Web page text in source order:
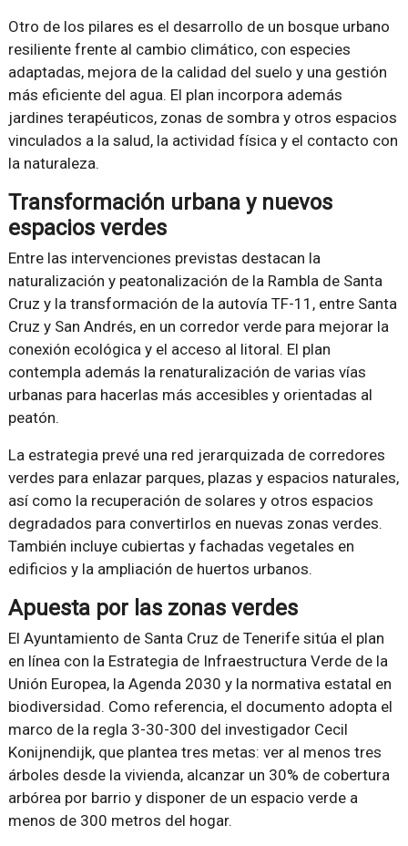
Otro de los pilares es el desarrollo de un bosque urbano
resiliente frente al cambio climático, con especies
adaptadas, mejora de la calidad del suelo y una gestión
más eficiente del agua. El plan incorpora además
jardines terapéuticos, zonas de sombra y otros espacios
vinculados a la salud, la actividad física y el contacto con
la naturaleza.
Transformación urbana y nuevos
espacios verdes
Entre las intervenciones previstas destacan la
naturalización y peatonalización de la Rambla de Santa
Cruz y la transformación de la autovía TF-11, entre Santa
Cruz y San Andrés, en un corredor verde para mejorar la
conexión ecológica y el acceso al litoral. El plan
contempla además la renaturalización de varias vías
urbanas para hacerlas más accesibles y orientadas al
peatón.
La estrategia prevé una red jerarquizada de corredores
verdes para enlazar parques, plazas y espacios naturales,
así como la recuperación de solares y otros espacios
degradados para convertirlos en nuevas zonas verdes.
También incluye cubiertas y fachadas vegetales en
edificios y la ampliación de huertos urbanos.
Apuesta por las zonas verdes
El Ayuntamiento de Santa Cruz de Tenerife sitúa el plan
en línea con la Estrategia de Infraestructura Verde de la
Unión Europea, la Agenda 2030 y la normativa estatal en
biodiversidad. Como referencia, el documento adopta el
marco de la regla 3-30-300 del investigador Cecil
Konijnendijk, que plantea tres metas: ver al menos tres
árboles desde la vivienda, alcanzar un 30% de cobertura
arbórea por barrio y disponer de un espacio verde a
menos de 300 metros del hogar.